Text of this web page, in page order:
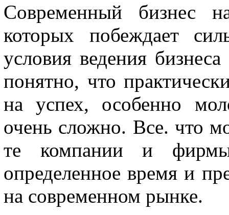
Современный бизнес
которых побеждает
условия ведения
понятно, что
на успех, особенно
очень сложно. Все. что
те компании и
определенное время и
на современном рынке.